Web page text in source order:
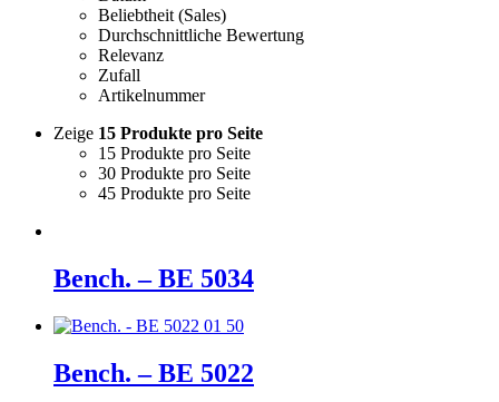
Beliebtheit (Sales)
Durchschnittliche Bewertung
Relevanz
Zufall
Artikelnummer
Zeige 15 Produkte pro Seite
15 Produkte pro Seite
30 Produkte pro Seite
45 Produkte pro Seite
Bench. – BE 5034
Bench. – BE 5022